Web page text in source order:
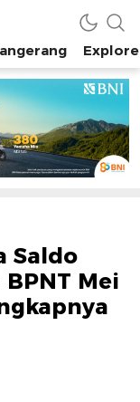
Saldo
Mei